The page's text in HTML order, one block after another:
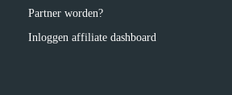
Partner worden?
Inloggen affiliate dashboard